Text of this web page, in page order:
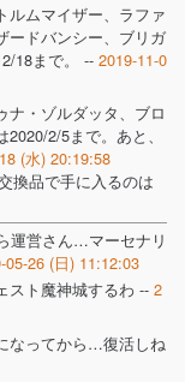
ルムマイザー、ラファ
ードバンシー、ブリガ
18まで。 -- 2019-11-0
ナ・ゾルダッタ、ブロ
2/5まで。あと、
(水) 20:19:58
換品で手に入るのは
運営さん…マーセナリ
05-26 (日) 11:12:03
スト魔神城するわ -- 2
なってから…復活しね